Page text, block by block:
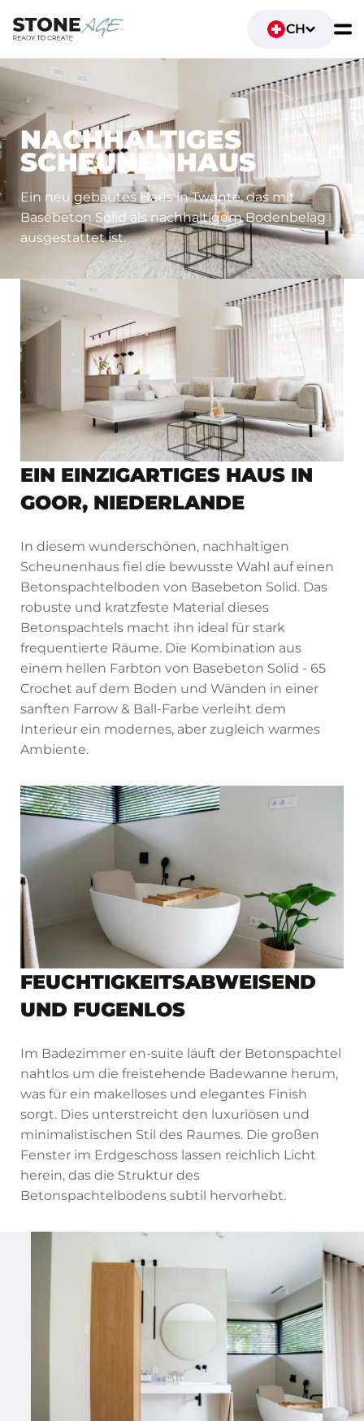
NACHHALTIGES
SCHEUNENHAUS
Ein neu gebautes Haus in Twente, das mit
Basebeton Solid als nachhaltigem Bodenbelag
ausgestattet ist.
CH
EIN EINZIGARTIGES HAUS IN
GOOR, NIEDERLANDE
In diesem wunderschönen, nachhaltigen
Scheunenhaus fiel die bewusste Wahl auf einen
Betonspachtelboden von Basebeton Solid. Das
robuste und kratzfeste Material dieses
Betonspachtels macht ihn ideal für stark
frequentierte Räume. Die Kombination aus
einem hellen Farbton von Basebeton Solid - 65
Crochet auf dem Boden und Wänden in einer
sanften Farrow & Ball-Farbe verleiht dem
Interieur ein modernes, aber zugleich warmes
Ambiente.
FEUCHTIGKEITSABWEISEND
UND FUGENLOS
Im Badezimmer en-suite läuft der Betonspachtel
nahtlos um die freistehende Badewanne herum,
was für ein makelloses und elegantes Finish
sorgt. Dies unterstreicht den luxuriösen und
minimalistischen Stil des Raumes. Die großen
Fenster im Erdgeschoss lassen reichlich Licht
herein, das die Struktur des
Betonspachtelbodens subtil hervorhebt.